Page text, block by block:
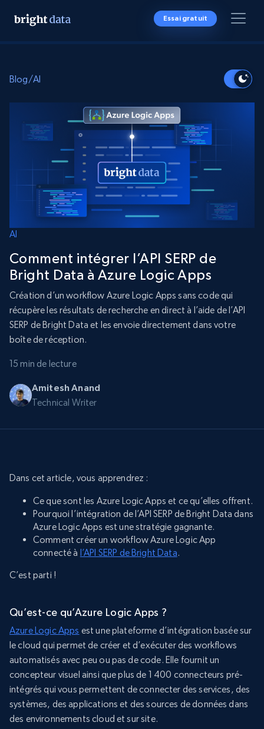
Essai gratuit
Blog/AI
AI
Comment intégrer l’API SERP de
Bright Data à Azure Logic Apps
Création d’un workflow Azure Logic Apps sans code qui
récupère les résultats de recherche en direct à l’aide de l’API
SERP de Bright Data et les envoie directement dans votre
boîte de réception.
15 min de lecture
Amitesh Anand
Technical Writer
Dans cet article, vous apprendrez :
Ce que sont les Azure Logic Apps et ce qu’elles offrent.
Pourquoi l’intégration de l’API SERP de Bright Data dans
Azure Logic Apps est une stratégie gagnante.
Comment créer un workflow Azure Logic App
connecté à l’API SERP de Bright Data.
C’est parti !
Qu’est-ce qu’Azure Logic Apps ?
Azure Logic Apps est une plateforme d’intégration basée sur
le cloud qui permet de créer et d’exécuter des workflows
automatisés avec peu ou pas de code. Elle fournit un
concepteur visuel ainsi que plus de 1 400 connecteurs pré-
intégrés qui vous permettent de connecter des services, des
systèmes, des applications et des sources de données dans
des environnements cloud et sur site.